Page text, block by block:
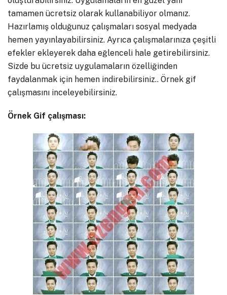
tamamen ücretsiz olarak kullanabiliyor olmanız.
Hazırlamış olduğunuz çalışmaları sosyal medyada
hemen yayınlayabilirsiniz. Ayrıca çalışmalarınıza çeşitli
efekler ekleyerek daha eğlenceli hale getirebilirsiniz.
Sizde bu ücretsiz uygulamaların özelliğinden
faydalanmak için hemen indirebilirsiniz.. Örnek gif
çalışmasını inceleyebilirsiniz.
Örnek Gif çalışması: